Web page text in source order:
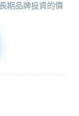
期品牌投資的價